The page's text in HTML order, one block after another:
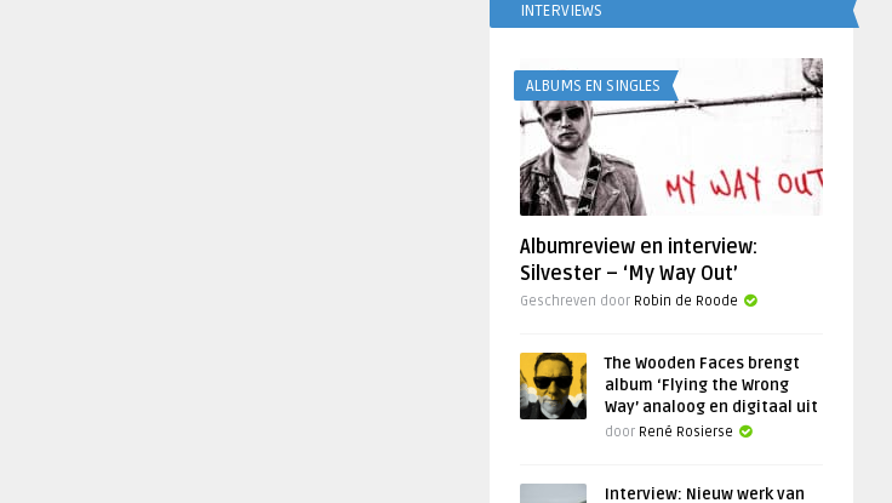
INTERVIEWS
ALBUMS EN SINGLES
Albumreview en interview:
Silvester – ‘My Way Out’
Geschreven door Robin de Roode
The Wooden Faces brengt
album ‘Flying the Wrong
Way’ analoog en digitaal uit
door René Rosierse
Interview: Nieuw werk van